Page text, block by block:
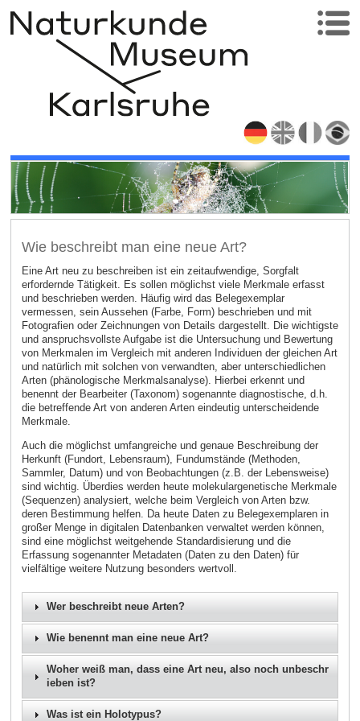
Wie beschreibt man eine neue Art?
Eine Art neu zu beschreiben ist ein zeitaufwendige, Sorgfalt
erfordernde Tätigkeit. Es sollen möglichst viele Merkmale erfasst
und beschrieben werden. Häufig wird das Belegexemplar
vermessen, sein Aussehen (Farbe, Form) beschrieben und mit
Fotografien oder Zeichnungen von Details dargestellt. Die wichtigste
und anspruchsvollste Aufgabe ist die Untersuchung und Bewertung
von Merkmalen im Vergleich mit anderen Individuen der gleichen Art
und natürlich mit solchen von verwandten, aber unterschiedlichen
Arten (phänologische Merkmalsanalyse). Hierbei erkennt und
benennt der Bearbeiter (Taxonom) sogenannte diagnostische, d.h.
die betreffende Art von anderen Arten eindeutig unterscheidende
Merkmale.
Auch die möglichst umfangreiche und genaue Beschreibung der
Herkunft (Fundort, Lebensraum), Fundumstände (Methoden,
Sammler, Datum) und von Beobachtungen (z.B. der Lebensweise)
sind wichtig. Überdies werden heute molekulargenetische Merkmale
(Sequenzen) analysiert, welche beim Vergleich von Arten bzw.
deren Bestimmung helfen. Da heute Daten zu Belegexemplaren in
großer Menge in digitalen Datenbanken verwaltet werden können,
sind eine möglichst weitgehende Standardisierung und die
Erfassung sogenannter Metadaten (Daten zu den Daten) für
vielfältige weitere Nutzung besonders wertvoll.
Wer beschreibt neue Arten?
Wie benennt man eine neue Art?
Woher weiß man, dass eine Art neu, also noch unbeschr
ieben ist?
Was ist ein Holotypus?